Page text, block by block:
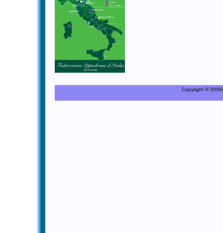
Copyright ©